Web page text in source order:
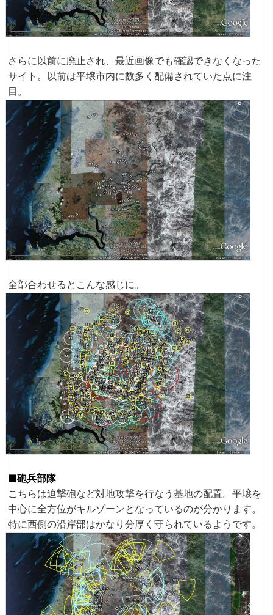
さらに以前に廃止され、最近画像でも確認できなくなった
サイト。以前は平壌市内に数多く配備されていた点に注
目。
全部合わせるとこんな感じに。
■砲兵部隊
こちらは迫撃砲など対地攻撃を行なう基地の配置。平壌を
中心に全方位がキルゾーンとなっているのが分かります。
特に西側の沿岸部はかなり分厚く守られているようです。